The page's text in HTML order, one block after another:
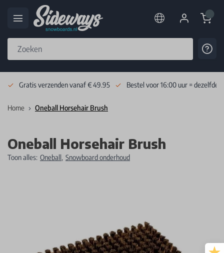
Cart
Gratis verzenden vanaf € 49.95 Bestel voor 16:00 uur = dezelfde
Home Oneball Horsehair Brush
Oneball Horsehair Brush
Toon alles: Oneball, Snowboard onderhoud